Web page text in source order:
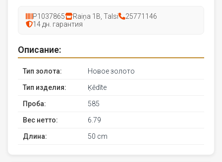
P1037865 Raiņa 1B, Talsi
25771146
14 дн. гарантия
Описание:
Тип золота: Новое золото
Тип изделия: Ķēdīte
Проба: 585
Вес нетто: 6.79
Длина: 50 cm